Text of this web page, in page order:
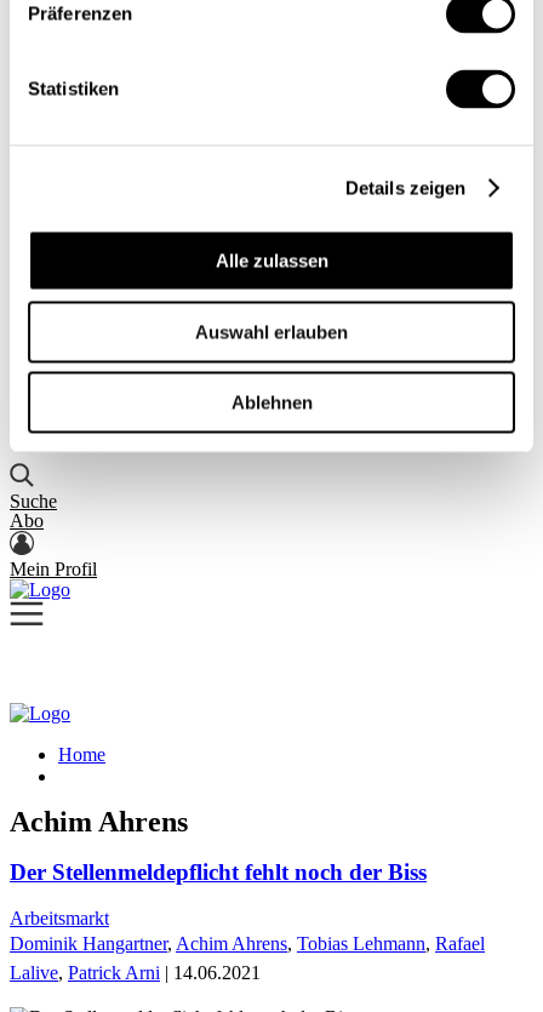
Präferenzen
Statistiken
Details zeigen
Alle zulassen
Auswahl erlauben
Ablehnen
Einblick
Konjunkturtendenzen
Über uns
Impressum
Abo
FR
Suche
Abo
Mein Profil
Home
Achim Ahrens
Der Stellenmeldepflicht fehlt noch der Biss
Arbeitsmarkt
Dominik Hangartner, Achim Ahrens, Tobias Lehmann, Rafael
Lalive, Patrick Arni | 14.06.2021